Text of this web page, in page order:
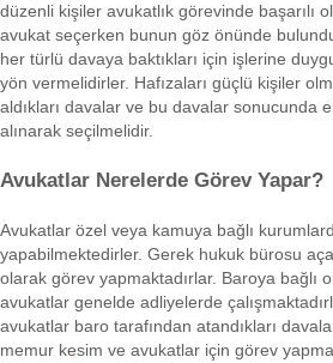
düzenli kişiler avukatlık görevinde başarılı
avukat seçerken bunun göz önünde
her türlü davaya baktıkları için işlerine
yön vermelidirler. Hafızaları güçlü kişiler
aldıkları davalar ve bu davalar sonucunda
alınarak seçilmelidir.
Avukatlar Nerelerde Görev Yapar?
Avukatlar özel veya kamuya bağlı
yapabilmektedirler. Gerek hukuk bürosu
olarak görev yapmaktadırlar. Baroya bağlı
avukatlar genelde adliyelerde
avukatlar baro tarafından atandıkları
memur kesim ve avukatlar için görev